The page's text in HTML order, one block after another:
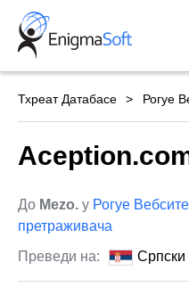
Skip
content
Тхреат Датабасе Рогуе
До Mezo. у Рогуе
претраживача
Преведи на:
Српски